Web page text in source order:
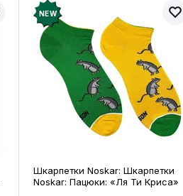
NEW
Шкарпетки Noskar: Шкарпетки
Noskar: Пацюки: «Ля Ти Криса»